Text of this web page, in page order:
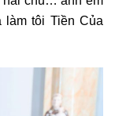
làm tôi Tiền Của